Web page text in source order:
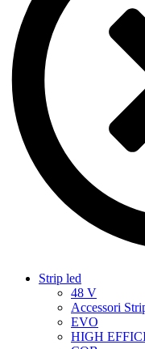
Strip led
48 V
Accessori
EVO
HIGH